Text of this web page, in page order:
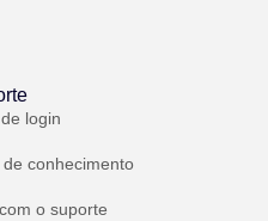
login
de conhecimento
o suporte